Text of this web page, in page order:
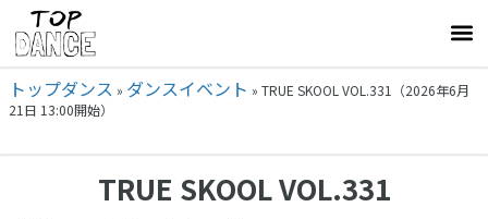
トップダンス » ダンスイベント » TRUE SKOOL VOL.331（2026年6月
21日 13:00開始）
TRUE SKOOL VOL.331